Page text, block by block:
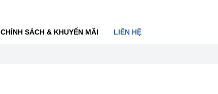
CHÍNH SÁCH & KHUYẾN MÃI LIÊN HỆ